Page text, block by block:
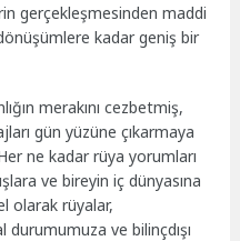
gerçekleşmesinden maddi
kadar geniş bir
merakını cezbetmiş,
gün yüzüne çıkarmaya
ne kadar rüya yorumları
ve bireyin iç dünyasına
olarak rüyalar,
durumumuza ve bilinçdışı